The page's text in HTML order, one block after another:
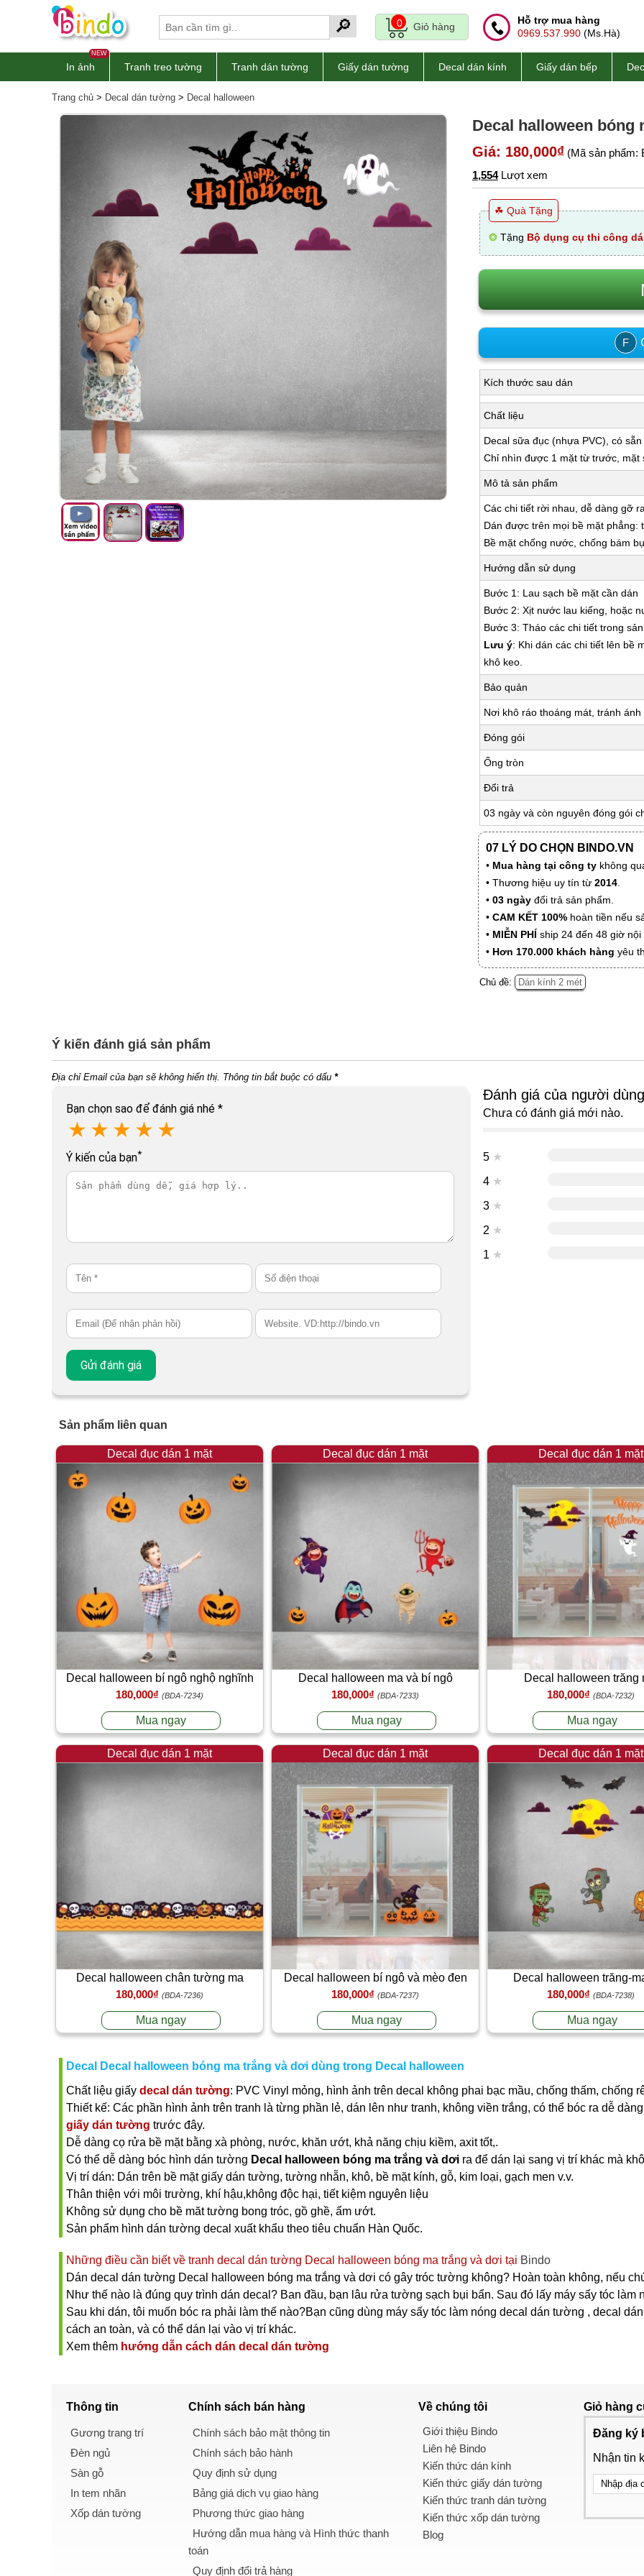
🔎 0 Giỏ hàng
Hỗ trợ mua hàng
0969.537.990 (Ms.Hà)
NEW
In ảnh Tranh treo tường Tranh dán tường Giấy dán tường Decal dán kính Giấy dán bếp
Trang chủ > Decal dán tường > Decal halloween
Decal halloween bóng
Giá: 180,000₫ (Mã sản phẩm:
1,554Lượt xem
☘ Quà Tặng
❂ Tặng Bộ dụng cụ thi công
F
Kích thước sau dán
Chất liệu
Decal sữa đục (nhựa PVC), có sẵn
Chỉ nhìn được 1 mặt từ trước, mặt
Mô tả sản phẩm
Các chi tiết rời nhau, dễ dàng gỡ
Dán được trên mọi bề mặt phẳng:
Bề mặt chống nước, chống bám
Hướng dẫn sử dụng
Bước 1: Lau sạch bề mặt cần dán
Bước 2: Xịt nước lau kiếng, hoặc
Bước 3: Tháo các chi tiết trong
Lưu ý: Khi dán các chi tiết lên bề
khô keo.
Bảo quản
Nơi khô ráo thoáng mát, tránh
Đóng gói
Ống tròn
Đổi trả
03 ngày và còn nguyên đóng gói
07 LÝ DO CHỌN BINDO.VN
• Mua hàng tại công ty không
• Thương hiệu uy tín từ 2014
• 03 ngày đổi trả sản phẩm.
• CAM KẾT 100% hoàn tiền nếu
• MIỄN PHÍ ship 24 đến 48 giờ nội
• Hơn 170.000 khách hàng yêu
Chủ đề: Dán kính 2 mét
Ý kiến đánh giá sản phẩm
Địa chỉ Email của bạn sẽ không hiển thị. Thông tin bắt buộc có dấu *
Bạn chọn sao để đánh giá nhé *
★ ★ ★ ★ ★
Ý kiến của bạn*
Đánh giá của người dùng
Chưa có đánh giá mới nào.
5 ★
4 ★
3 ★
2 ★
1 ★
Sản phẩm liên quan
Decal đục dán 1 mặt
Decal halloween bí ngô nghộ nghĩnh
180,000₫ (BDA-7234)
Mua ngay
Decal đục dán 1 mặt
Decal halloween ma và bí ngô
180,000₫ (BDA-7233)
Mua ngay
Decal đục dán 1 mặt
Decal halloween trăng
180,000₫ (BDA-7232)
Mua ngay
Decal đục dán 1 mặt
Decal halloween chân tường ma
180,000₫ (BDA-7236)
Mua ngay
Decal đục dán 1 mặt
Decal halloween bí ngô và mèo đen
180,000₫ (BDA-7237)
Mua ngay
Decal đục dán 1 mặt
Decal halloween trăng-
180,000₫ (BDA-7238)
Mua ngay
Decal Decal halloween bóng ma trắng và dơi dùng trong Decal halloween
Chất liệu giấy decal dán tường: PVC Vinyl mỏng, hình ảnh trên decal không phai bạc mầu, chống thấm, chống
Thiết kế: Các phần hình ảnh trên tranh là từng phần lẻ, dán lên như tranh, không viền trắng, có thể bóc ra dễ
giấy dán tường trước đây.
Dễ dàng cọ rửa bề mặt bằng xà phòng, nước, khăn ướt, khả năng chịu kiềm, axit tốt,.
Có thể dễ dàng bóc hình dán tường Decal halloween bóng ma trắng và dơi ra để dán lại sang vị trí khác mà
Vị trí dán: Dán trên bề mặt giấy dán tường, tường nhẵn, khô, bề mặt kính, gỗ, kim loại, gạch men v.v.
Thân thiện với môi trường, khí hậu,không độc hại, tiết kiệm nguyên liệu
Không sử dụng cho bề măt tường bong tróc, gồ ghề, ẩm ướt.
Sản phẩm hình dán tường decal xuất khẩu theo tiêu chuẩn Hàn Quốc.
Những điều cần biết về tranh decal dán tường Decal halloween bóng ma trắng và dơi tại Bindo
Dán decal dán tường Decal halloween bóng ma trắng và dơi có gây tróc tường không? Hoàn toàn không, nếu
Như thế nào là đúng quy trình dán decal? Ban đầu, bạn lâu rửa tường sạch bụi bẩn. Sau đó lấy máy sấy tóc
Sau khi dán, tôi muốn bóc ra phải làm thế nào?Bạn cũng dùng máy sấy tóc làm nóng decal dán tường , decal
cách an toàn, và có thể dán lại vào vị trí khác.
Xem thêm hướng dẫn cách dán decal dán tường
Thông tin
Gương trang trí
Đèn ngủ
Sàn gỗ
In tem nhãn
Xốp dán tường
Chính sách bán hàng
Chính sách bảo mật thông tin
Chính sách bảo hành
Quy định sử dụng
Bảng giá dịch vụ giao hàng
Phương thức giao hàng
Hướng dẫn mua hàng và Hình thức thanh
toán
Quy định đổi trả hàng
Về chúng tôi
Giới thiệu Bindo
Liên hệ Bindo
Kiến thức dán kính
Kiến thức giấy dán tường
Kiến thức tranh dán tường
Kiến thức xốp dán tường
Blog
Giỏ hàng
Đăng ký
Nhận tin